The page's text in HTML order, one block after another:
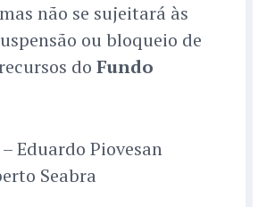
não se sujeitará às
ou bloqueio de
do Fundo
Eduardo Piovesan
Seabra